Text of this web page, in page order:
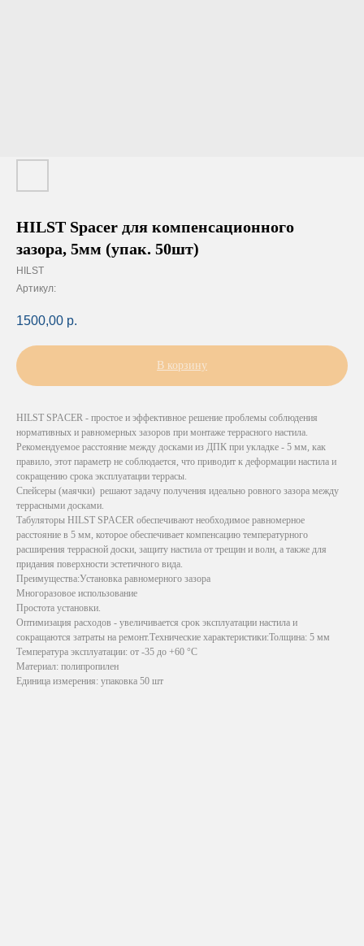
HILST Spacer для компенсационного
зазора, 5мм (упак. 50шт)
HILST
Артикул:
1500,00 р.
В корзину
HILST SPACER - простое и эффективное решение проблемы соблюдения
нормативных и равномерных зазоров при монтаже террасного настила.
Рекомендуемое расстояние между досками из ДПК при укладке - 5 мм, как
правило, этот параметр не соблюдается, что приводит к деформации настила и
сокращению срока эксплуатации террасы.
Спейсеры (маячки) решают задачу получения идеально ровного зазора между
террасными досками.
Табуляторы HILST SPACER обеспечивают необходимое равномерное
расстояние в 5 мм, которое обеспечивает компенсацию температурного
расширения террасной доски, защиту настила от трещин и волн, а также для
придания поверхности эстетичного вида.
Преимущества:Установка равномерного зазора
Многоразовое использование
Простота установки.
Оптимизация расходов - увеличивается срок эксплуатации настила и
сокращаются затраты на ремонт.Технические характеристики:Толщина: 5 мм
Температура эксплуатации: от -35 до +60 °C
Материал: полипропилен
Единица измерения: упаковка 50 шт